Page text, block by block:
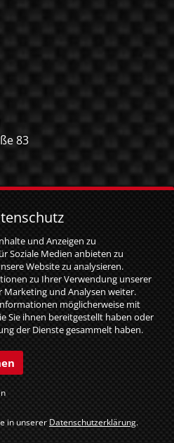
83
web relaunch by attentio
Datenschutz
und Anzeigen zu
Soziale Medien anbieten zu
Website zu analysieren.
zu Ihrer Verwendung unserer
Marketing und Analysen weiter.
möglicherweise mit
Sie ihnen bereitgestellt haben oder
der Dienste gesammelt haben.
in unsererDatenschutzerklärung.